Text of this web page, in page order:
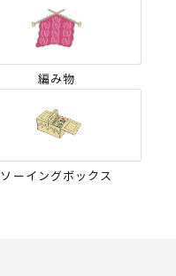
編み物
ソーイングボックス